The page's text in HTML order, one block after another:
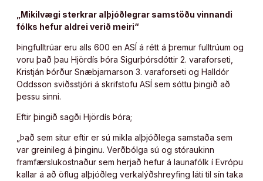
„Mikilvægi sterkrar alþjóðlegrar samstöðu vinnandi
fólks hefur aldrei verið meiri“
Þingfulltrúar eru alls 600 en ASÍ á rétt á þremur fulltrúum og
voru það þau Hjördís Þóra Sigurþórsdóttir 2. varaforseti,
Kristján Þórður Snæbjarnarson 3. varaforseti og Halldór
Oddsson sviðsstjóri á skrifstofu ASÍ sem sóttu þingið að
þessu sinni.
Eftir þingið sagði Hjördís Þóra;
„Það sem situr eftir er sú mikla alþjóðlega samstaða sem
var greinileg á þinginu. Verðbólga sú og stóraukinn
framfærslukostnaður sem herjað hefur á launafólk í Evrópu
kallar á að öflug alþjóðleg verkalýðshreyfing láti til sín taka